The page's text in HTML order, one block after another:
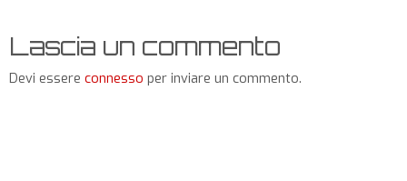
Lascia un commento
Devi essere connesso per inviare un commento.